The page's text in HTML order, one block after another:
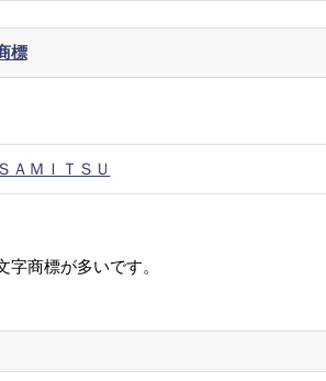
標
ＡＭＩＴＳＵ
字商標が多いです。